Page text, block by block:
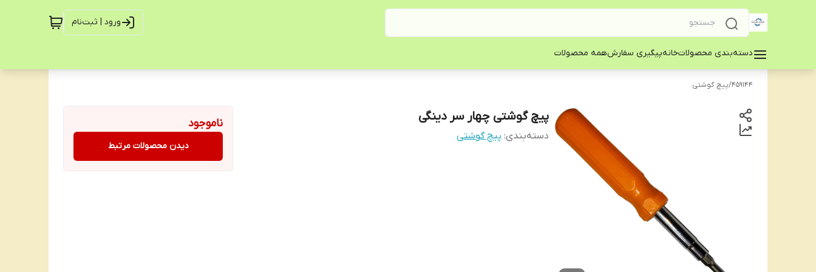
ورود | ثبت‌نام
دسته‌بندی محصولاتخانهپیگیری سفارشهمه محصولات
459144
/پیچ گوشتی
پیچ گوشتی چهار سر دینگی
دسته‌بندی: پیچ گوشتی
ناموجود
دیدن محصولات مرتبط